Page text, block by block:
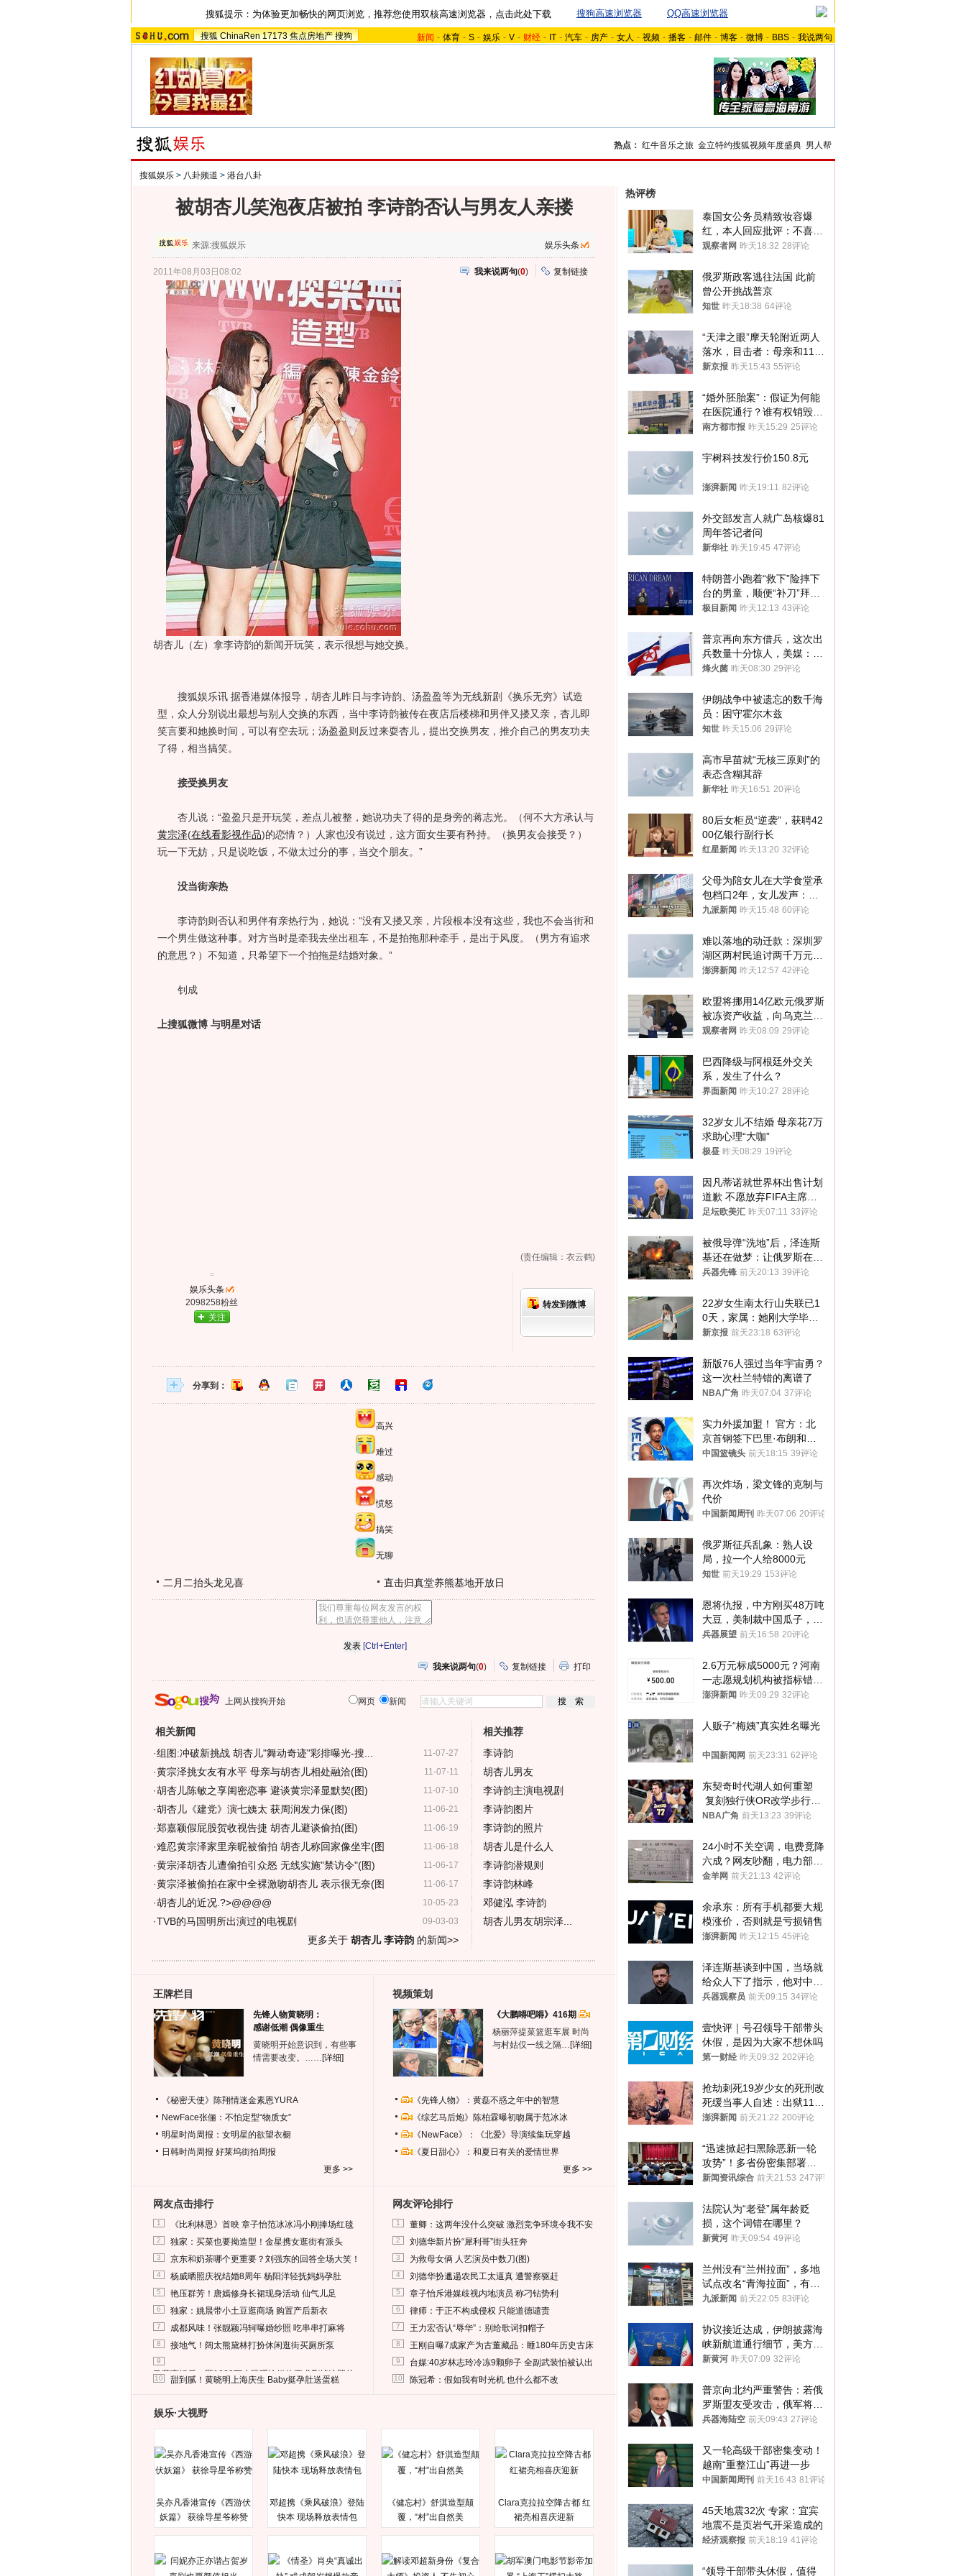
搜狐提示：为体验更加畅快的网页浏览，推荐您使用双核高速浏览器，点击此处下载 搜狗高速浏览器 QQ高速浏览器
搜狐 ChinaRen 17173 焦点房地产 搜狗 新闻 - 体育 - S - 娱乐 - V - 财经 - IT - 汽车 - 房产 - 女人 - 视频 - 播客 - 邮件 - 博客 - 微博 - BBS - 我说两句
热点： 红牛音乐之旅 金立特约搜狐视频年度盛典 男人帮
搜狐娱乐 > 八卦频道 > 港台八卦
被胡杏儿笑泡夜店被拍 李诗韵否认与男友人亲搂
来源:搜狐娱乐 娱乐头条
2011年08月03日08:02 我来说两句(0) 复制链接
胡杏儿（左）拿李诗韵的新闻开玩笑，表示很想与她交换。
搜狐娱乐讯 据香港媒体报导，胡杏儿昨日与李诗韵、汤盈盈等为无线新剧《换乐无穷》试造
型，众人分别说出最想与别人交换的东西，当中李诗韵被传在夜店后楼梯和男伴又搂又亲，杏儿即
笑言要和她换时间，可以有空去玩；汤盈盈则反过来耍杏儿，提出交换男友，推介自己的男友功夫
了得，相当搞笑。
接受换男友
杏儿说：“盈盈只是开玩笑，差点儿被整，她说功夫了得的是身旁的蒋志光。（何不大方承认与
黄宗泽(在线看影视作品)的恋情？）人家也没有说过，这方面女生要有矜持。（换男友会接受？）
玩一下无妨，只是说吃饭，不做太过分的事，当交个朋友。”
没当街亲热
李诗韵则否认和男伴有亲热行为，她说：“没有又搂又亲，片段根本没有这些，我也不会当街和
一个男生做这种事。对方当时是牵我去坐出租车，不是拍拖那种牵手，是出于风度。（男方有追求
的意思？）不知道，只希望下一个拍拖是结婚对象。”
钊成
上搜狐微博 与明星对话
(责任编辑：衣云鹤)
娱乐头条
2098258粉丝
关注
转发到微博
分享到：
高兴
难过
感动
愤怒
搞笑
无聊
二月二抬头龙见喜 直击归真堂养熊基地开放日
[Ctrl+Enter]
我来说两句(0) 复制链接 打印
上网从搜狗开始 网页 新闻
相关新闻
11-07-27
·组图:冲破新挑战 胡杏儿"舞动奇迹"彩排曝光-搜...
11-07-11
·黄宗泽挑女友有水平 母亲与胡杏儿相处融洽(图)
11-07-10
·胡杏儿陈敏之享闺密恋事 避谈黄宗泽显默契(图)
11-06-21
·胡杏儿《建党》演七姨太 获周润发力保(图)
11-06-19
·郑嘉颖假屁股贺收视告捷 胡杏儿避谈偷拍(图)
11-06-18
·难忍黄宗泽家里亲昵被偷拍 胡杏儿称回家像坐牢(图
11-06-17
·黄宗泽胡杏儿遭偷拍引众怒 无线实施"禁访令"(图)
11-06-17
·黄宗泽被偷拍在家中全裸激吻胡杏儿 表示很无奈(图
10-05-23
·胡杏儿的近况.?>@@@@
09-03-03
·TVB的马国明所出演过的电视剧
更多关于 胡杏儿 李诗韵的新闻>>
相关推荐
李诗韵
胡杏儿男友
李诗韵主演电视剧
李诗韵图片
李诗韵的照片
胡杏儿是什么人
李诗韵潜规则
李诗韵林峰
邓健泓 李诗韵
胡杏儿男友胡宗泽...
王牌栏目
先锋人物黄晓明：
感谢低潮 偶像重生
黄晓明开始意识到，有些事
情需要改变。…… [详细]
《秘密天使》陈翔情迷金素恩YURA
NewFace张俪：不怕定型“物质女”
明星时尚周报：女明星的欲望衣橱
日韩时尚周报 好莱坞街拍周报
更多 >>
视频策划
《大鹏嘚吧嘚》416期
杨丽萍提菜篮逛车展 时尚
与村姑仅一线之隔… [详细]
《先锋人物》：黄磊不惑之年中的智慧
《综艺马后炮》陈柏霖曝初吻属于范冰冰
《NewFace》：《北爱》导演续集玩穿越
《夏日甜心》：和夏日有关的爱情世界
更多 >>
网友点击排行
1 《比利林恩》首映 章子怡范冰冰冯小刚捧场红毯
2 独家：买菜也要拗造型！金星携女逛街有派头
3 京东和奶茶哪个更重要？刘强东的回答全场大笑！
4 杨威晒照庆祝结婚8周年 杨阳洋轻抚妈妈孕肚
5 艳压群芳！唐嫣修身长裙现身活动 仙气儿足
6 独家：姚晨带小土豆逛商场 购置产后新衣
7 成都风味！张靓颖冯轲曝婚纱照 吃串串打麻将
8 接地气！阔太熊黛林打扮休闲逛街买厕所泵
9
马蓉离婚后，砸1000万人民币给媒体要求删掉这照片
10 甜到腻！黄晓明上海庆生 Baby挺孕肚送蛋糕
网友评论排行
1 董卿：这两年没什么突破 激烈竞争环境令我不安
2 刘德华新片扮“犀利哥”街头狂奔
3 为救母女俩 人艺演员中数刀(图)
4 刘德华扮邋遢农民工太逼真 遭警察驱赶
5 章子怡斥港媒歧视内地演员 称刁钻势利
6 律师：于正不构成侵权 只能道德谴责
7 王力宏否认“辱华”：别给歌词扣帽子
8 王刚自曝7成家产为古董藏品：睡180年历史古床
9 台媒:40岁林志玲冷冻9颗卵子 全副武装怕被认出
10 陈冠希：假如我有时光机 也什么都不改
娱乐·大视野
吴亦凡香港宣传《西游伏
妖篇》 获徐导星爷称赞
邓超携《乘风破浪》登陆
快本 现场释放表情包
《健忘村》舒淇造型颠
覆，“村”出自然美
Clara克拉拉空降古都 红
裙亮相喜庆迎新
热评榜
泰国女公务员精致妆容爆
红，本人回应批评：不喜欢
就别看
观察者网 昨天18:32 28评论
俄罗斯政客逃往法国 此前
曾公开挑战普京
知世 昨天18:38 64评论
“天津之眼”摩天轮附近两人
落水，目击者：母亲和11岁
儿子先后被打捞上岸
新京报 昨天15:43 55评论
“婚外胚胎案”：假证为何能
在医院通行？谁有权销毁胚
胎？
南方都市报 昨天15:29 25评论
宇树科技发行价150.8元
澎湃新闻 昨天19:11 82评论
外交部发言人就广岛核爆81
周年答记者问
新华社 昨天19:45 47评论
特朗普小跑着“救下”险摔下
台的男童，顺便“补刀”拜
登：“我可不想他像拜登一
极目新闻 昨天12:13 43评论
普京再向东方借兵，这次出
兵数量十分惊人，美媒：俄
朝要动真格？
烽火菌 昨天08:30 29评论
伊朗战争中被遗忘的数千海
员：困守霍尔木兹
知世 昨天15:06 29评论
高市早苗就“无核三原则”的
表态含糊其辞
新华社 昨天16:51 20评论
80后女柜员“逆袭”，获聘42
00亿银行副行长
红星新闻 昨天13:20 32评论
父母为陪女儿在大学食堂承
包档口2年，女儿发声：初
衷是为了陪伴，毕业后将不
九派新闻 昨天15:48 60评论
难以落地的动迁款：深圳罗
湖区两村民追讨两千万元动
迁款八年未果
澎湃新闻 昨天12:57 42评论
欧盟将挪用14亿欧元俄罗斯
被冻资产收益，向乌克兰提
供援助
观察者网 昨天08:09 29评论
巴西降级与阿根廷外交关
系，发生了什么？
界面新闻 昨天10:27 28评论
32岁女儿不结婚 母亲花7万
求助心理“大咖”
极昼 昨天08:29 19评论
因凡蒂诺就世界杯出售计划
道歉 不愿放弃FIFA主席职
位
足坛欧美汇 昨天07:11 33评论
被俄导弹“洗地”后，泽连斯
基还在做梦：让俄罗斯在冬
季前求和？
兵器先锋 前天20:13 39评论
22岁女生南太行山失联已1
0天，家属：她刚大学毕业
想到山里旅行
新京报 前天23:18 63评论
新版76人强过当年宇宙勇？
这一次杜兰特错的离谱了
NBA广角 昨天07:04 37评论
实力外援加盟！ 官方：北
京首钢签下巴里·布朗和桑
普森
中国篮镜头 前天18:15 39评论
再次炸场，梁文锋的克制与
代价
中国新闻周刊 昨天07:06 20评论
俄罗斯征兵乱象：熟人设
局，拉一个人给8000元
知世 前天19:29 153评论
恩将仇报，中方刚买48万吨
大豆，美制裁中国瓜子，布
林肯措辞变了
兵器展望 前天16:58 20评论
2.6万元标成5000元？河南
一志愿规划机构被指标错学
费致考生复读
澎湃新闻 昨天09:29 32评论
人贩子“梅姨”真实姓名曝光
中国新闻网 前天23:31 62评论
东契奇时代湖人如何重塑
复刻独行侠OR改学步行
者？
NBA广角 前天13:23 39评论
24小时不关空调，电费竟降
六成？网友吵翻，电力部门
回应→
金羊网 前天21:13 42评论
余承东：所有手机都要大规
模涨价，否则就是亏损销售
澎湃新闻 昨天12:15 45评论
泽连斯基谈到中国，当场就
给众人下了指示，他对中国
和中乌关系，显然又有了新
兵器观察员 前天09:15 34评论
壹快评｜号召领导干部带头
休假，是因为大家不想休吗
第一财经 昨天09:32 202评论
抢劫刺死19岁少女的死刑改
死缓当事人自述：出狱11年
间始终刻意躲避被害人家属
澎湃新闻 前天21:22 200评论
“迅速掀起扫黑除恶新一轮
攻势”！多省份密集部署，
公布举报方式
新闻资讯综合 前天21:53 247评论
法院认为“老登”属年龄贬
损，这个词错在哪里？
新黄河 昨天09:54 49评论
兰州没有“兰州拉面”，多地
试点改名“青海拉面”，有商
家改名已两年
九派新闻 前天22:05 83评论
协议接近达成，伊朗披露海
峡新航道通行细节，美方再
提“倒计时”
新黄河 昨天07:09 32评论
普京向北约严重警告：若俄
罗斯盟友受攻击，俄军将动
用核武器保护
兵器海陆空 前天09:43 27评论
又一轮高级干部密集变动！
越南“重整江山”再进一步
中国新闻周刊 前天16:43 81评论
45天地震32次 专家：宜宾
地震不是页岩气开采造成的
经济观察报 前天18:19 41评论
“领导干部带头休假，值得